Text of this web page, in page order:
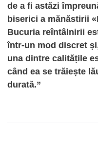
de a fi astăzi
biserici a mănăstirii
Bucuria reîntâlnirii
într-un mod discret
una dintre calitățile
când ea se trăiește
durată.”